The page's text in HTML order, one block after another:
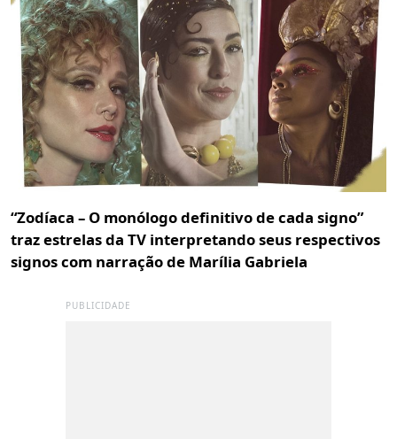
“Zodíaca – O monólogo definitivo de cada signo”
traz estrelas da TV interpretando seus respectivos
signos com narração de Marília Gabriela
PUBLICIDADE